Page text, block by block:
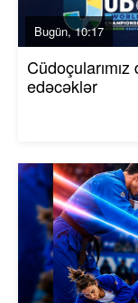
Bugün, 10:17
edəcəklər